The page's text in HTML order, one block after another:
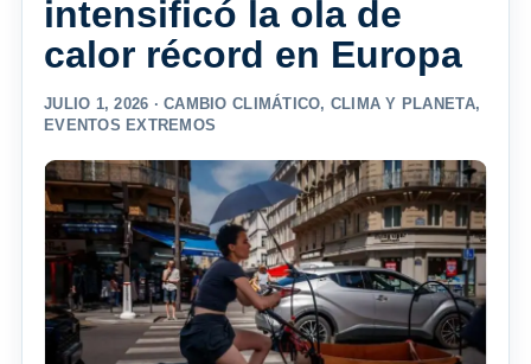
intensificó la ola de
calor récord en Europa
JULIO 1, 2026 ·CAMBIO CLIMÁTICO, CLIMA Y PLANETA,
EVENTOS EXTREMOS